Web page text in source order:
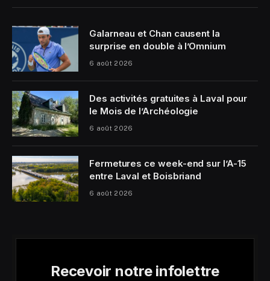
Galarneau et Chan causent la
surprise en double à l’Omnium
6 août 2026
Des activités gratuites à Laval pour
le Mois de l’Archéologie
6 août 2026
Fermetures ce week-end sur l’A-15
entre Laval et Boisbriand
6 août 2026
Recevoir notre infolettre